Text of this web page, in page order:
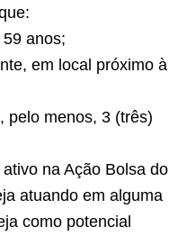
anos;
em local próximo à
pelo menos, 3 (três)
na Ação Bolsa do
atuando em alguma
como potencial